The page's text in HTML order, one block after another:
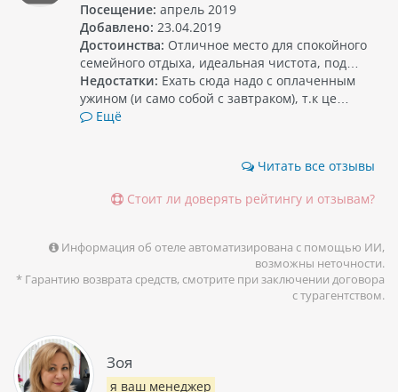
Посещение: апрель 2019
Добавлено: 23.04.2019
Достоинства: Отличное место для спокойного
семейного отдыха, идеальная чистота, под…
Недостатки: Ехать сюда надо с оплаченным
ужином (и само собой с завтраком), т.к це…
Ещё
Читать все отзывы
Стоит ли доверять рейтингу и отзывам?
Информация об отеле автоматизирована с помощью ИИ,
возможны неточности.
* Гарантию возврата средств, смотрите при заключении договора
с турагентством.
Зоя
я ваш менеджер